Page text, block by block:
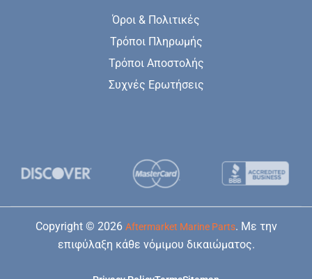
Όροι & Πολιτικές
Τρόποι Πληρωμής
Τρόποι Αποστολής
Συχνές Ερωτήσεις
Copyright © 2026 Aftermarket Marine Parts. Με την
επιφύλαξη κάθε νόμιμου δικαιώματος.